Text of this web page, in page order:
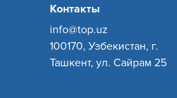
Контакты
info@top.uz
100170, Узбекистан, г.
Ташкент, ул. Сайрам 25